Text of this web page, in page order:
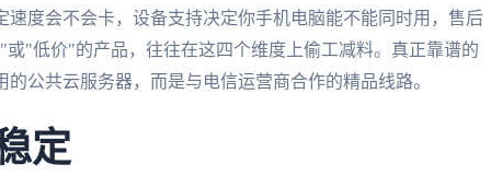
度会不会卡，设备支持决定你手机电脑能不能同时用，售后
"低价"的产品，往往在这四个维度上偷工减料。真正靠谱的
公共云服务器，而是与电信运营商合作的精品线路。
定